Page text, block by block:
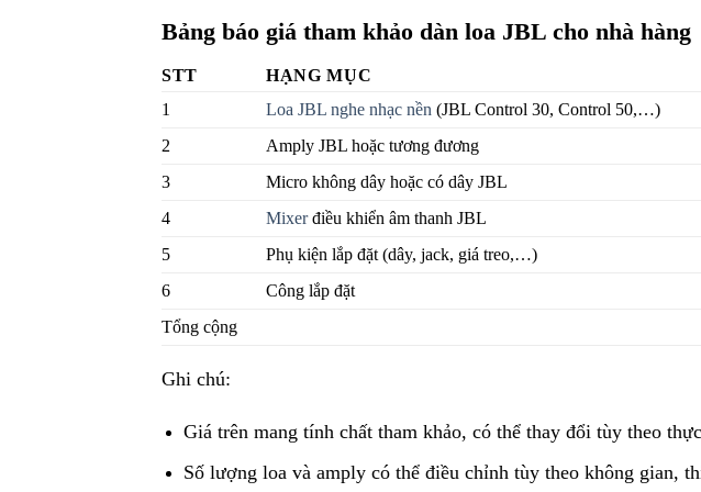
Bảng báo giá tham khảo dàn loa JBL cho nhà hàng
STT HẠNG MỤC
1
Loa JBL nghe nhạc nền(JBL Control 30, Control 50,…)
2
Amply JBL hoặc tương đương
3
Micro không dây hoặc có dây JBL
4
Mixerđiều khiển âm thanh JBL
5
Phụ kiện lắp đặt (dây, jack, giá treo,…)
6
Công lắp đặt
Tổng cộng
Ghi chú:
Giá trên mang tính chất tham khảo, có thể thay đổi tùy theo
Số lượng loa và amply có thể điều chỉnh tùy theo không gian,